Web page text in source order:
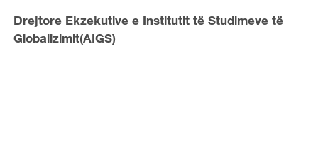
Drejtore Ekzekutive e Institutit të Studimeve të
Globalizimit(AIGS)